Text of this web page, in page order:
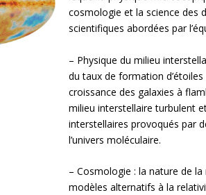
cosmologie et la science des
scientifiques abordées par
– Physique du milieu
du taux de formation
croissance des galaxies à
milieu interstellaire turbulent
interstellaires provoqués par
l’univers moléculaire.
– Cosmologie : la nature de
modèles alternatifs à la